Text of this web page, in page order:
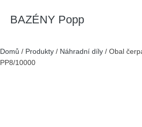
BAZÉNY Popp
Domů / Produkty / Náhradní díly / Obal
PP8/10000